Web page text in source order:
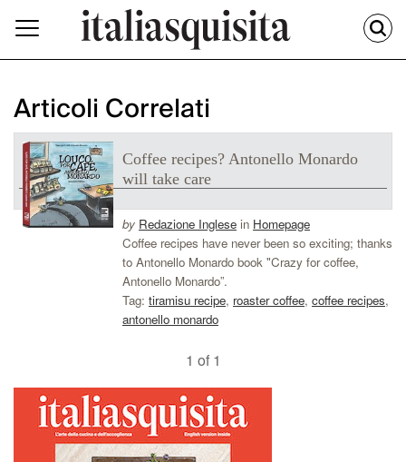
Articoli Correlati
Coffee recipes? Antonello Monardo
will take care
by Redazione Inglese in Homepage
Coffee recipes have never been so exciting; thanks
to Antonello Monardo book "Crazy for coffee,
Antonello Monardo”.
Tag: tiramisu recipe, roaster coffee, coffee recipes,
antonello monardo
1 of 1